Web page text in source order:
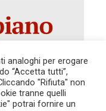
del 31
B - 00159
analoghi per erogare
“Accetta tutti”,
"Rifiuta" non
tranne quelli
potrai fornire un